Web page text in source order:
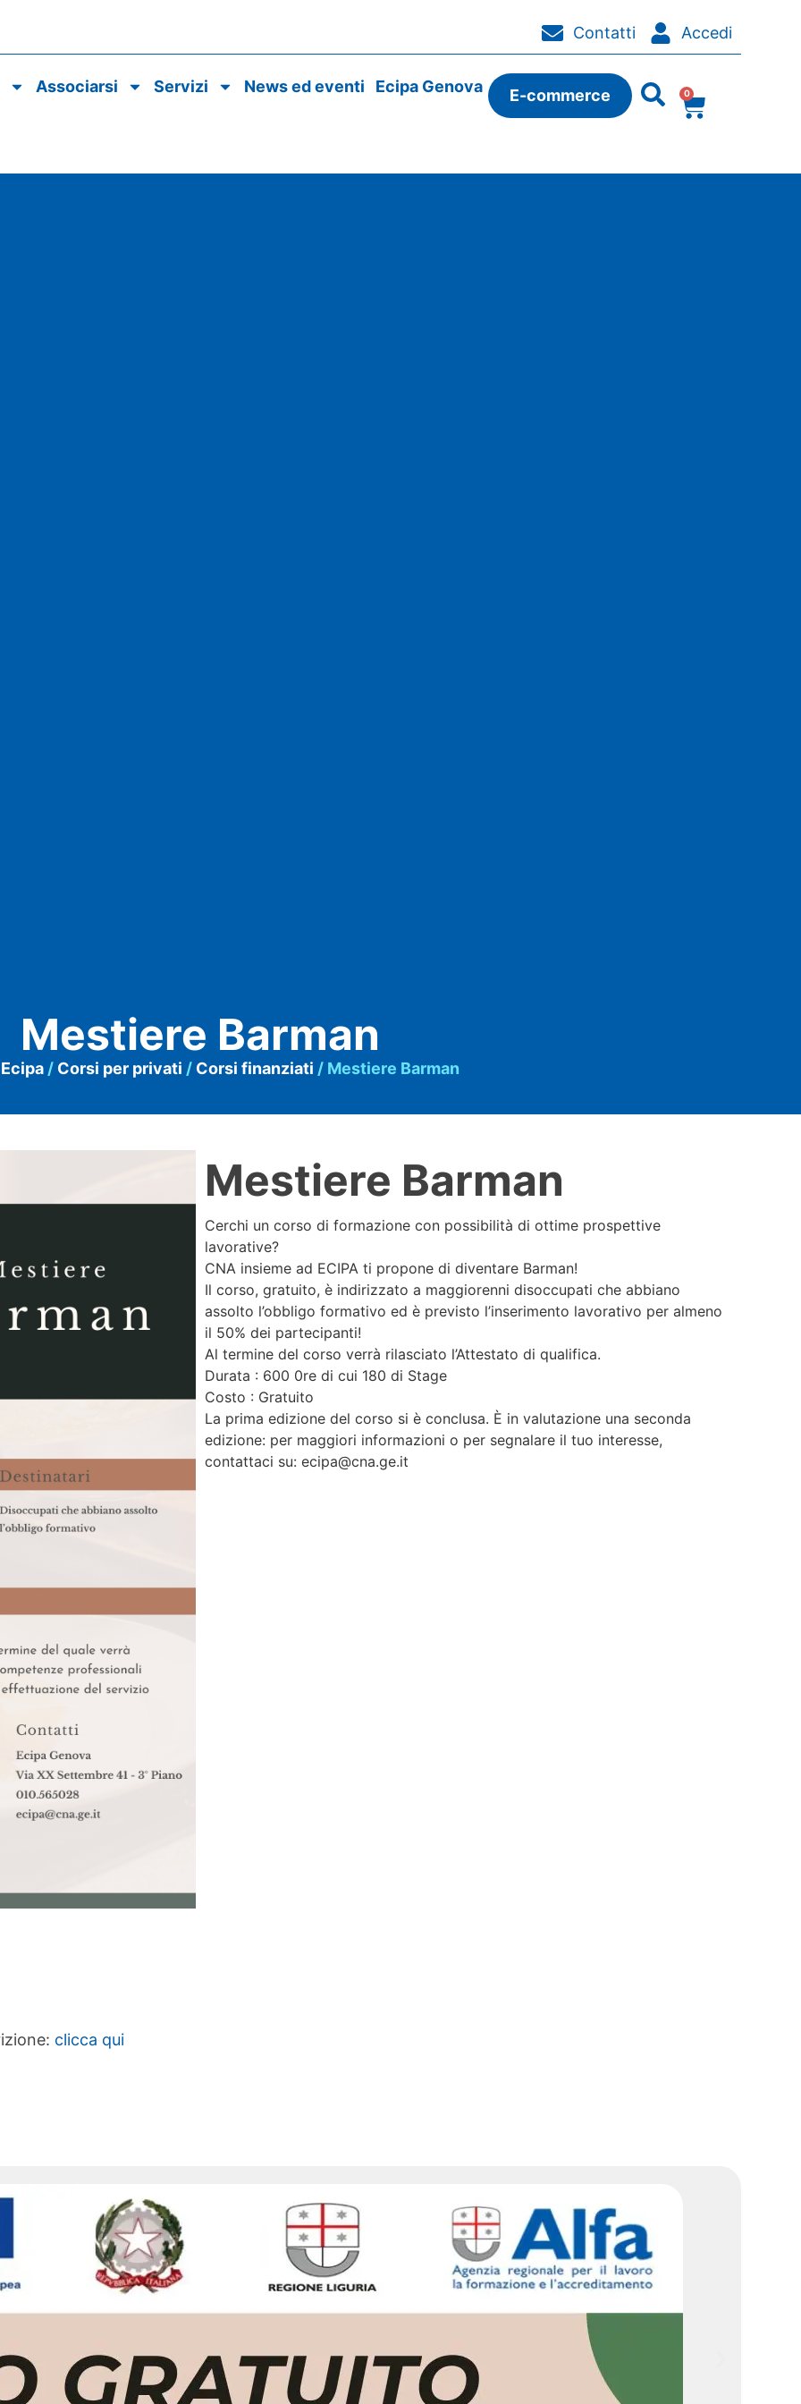
Contatti Accedi
Associarsi Servizi News ed eventi Ecipa Genova E-commerce 0
Mestiere Barman
Ecipa/ Corsi per privati / Corsi finanziati / Mestiere Barman
Mestiere Barman
Cerchi un corso di formazione con possibilità di ottime prospettive
lavorative?
CNA insieme ad ECIPA ti propone di diventare Barman!
Il corso, gratuito, è indirizzato a maggiorenni disoccupati che abbiano
assolto l’obbligo formativo ed è previsto l’inserimento lavorativo per almeno
il 50% dei partecipanti!
Al termine del corso verrà rilasciato l’Attestato di qualifica.
Durata : 600 0re di cui 180 di Stage
Costo : Gratuito
La prima edizione del corso si è conclusa. È in valutazione una seconda
edizione: per maggiori informazioni o per segnalare il tuo interesse,
contattaci su: ecipa@cna.ge.it
clicca qui